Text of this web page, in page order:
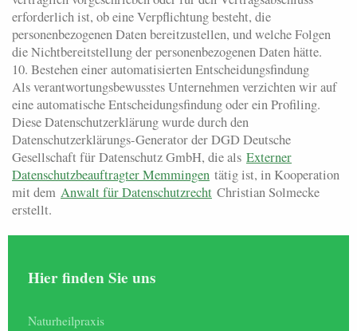
erforderlich ist, ob eine Verpflichtung besteht, die
personenbezogenen Daten bereitzustellen, und welche Folgen
die Nichtbereitstellung der personenbezogenen Daten hätte.
10. Bestehen einer automatisierten Entscheidungsfindung
Als verantwortungsbewusstes Unternehmen verzichten wir auf
eine automatische Entscheidungsfindung oder ein Profiling.
Diese Datenschutzerklärung wurde durch den
Datenschutzerklärungs-Generator der DGD Deutsche
Gesellschaft für Datenschutz GmbH, die als Externer
Datenschutzbeauftragter Memmingen tätig ist, in Kooperation
mit dem Anwalt für Datenschutzrecht Christian Solmecke
erstellt.
Hier finden Sie uns
Naturheilpraxis